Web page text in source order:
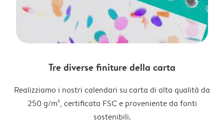
Tre diverse finiture della carta
Realizziamo i nostri calendari su carta di alta qualità da
250 g/m², certificata FSC e proveniente da fonti
sostenibili.